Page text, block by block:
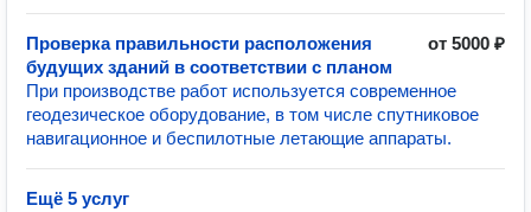
Проверка правильности расположения
будущих зданий в соответствии с планом
от 5000 ₽
При производстве работ используется современное
геодезическое оборудование, в том числе спутниковое
навигационное и беспилотные летающие аппараты.
Ещё 5 услуг